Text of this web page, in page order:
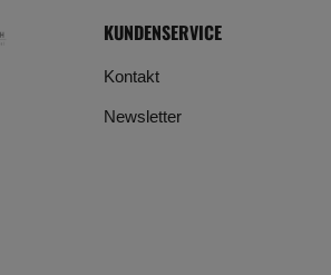
KUNDENSERVICE
Kontakt
Newsletter